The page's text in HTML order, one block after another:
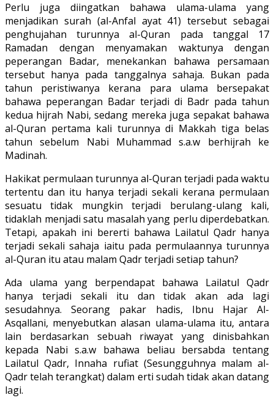
Perlu juga diingatkan bahawa ulama-ulama yang
menjadikan surah (al-Anfal ayat 41) tersebut sebagai
penghujahan turunnya al-Quran pada tanggal 17
Ramadan dengan menyamakan waktunya dengan
peperangan Badar, menekankan bahawa persamaan
tersebut hanya pada tanggalnya sahaja. Bukan pada
tahun peristiwanya kerana para ulama bersepakat
bahawa peperangan Badar terjadi di Badr pada tahun
kedua hijrah Nabi, sedang mereka juga sepakat bahawa
al-Quran pertama kali turunnya di Makkah tiga belas
tahun sebelum Nabi Muhammad s.a.w berhijrah ke
Madinah.
Hakikat permulaan turunnya al-Quran terjadi pada waktu
tertentu dan itu hanya terjadi sekali kerana permulaan
sesuatu tidak mungkin terjadi berulang-ulang kali,
tidaklah menjadi satu masalah yang perlu diperdebatkan.
Tetapi, apakah ini bererti bahawa Lailatul Qadr hanya
terjadi sekali sahaja iaitu pada permulaannya turunnya
al-Quran itu atau malam Qadr terjadi setiap tahun?
Ada ulama yang berpendapat bahawa Lailatul Qadr
hanya terjadi sekali itu dan tidak akan ada lagi
sesudahnya. Seorang pakar hadis, Ibnu Hajar Al-
Asqallani, menyebutkan alasan ulama-ulama itu, antara
lain berdasarkan sebuah riwayat yang dinisbahkan
kepada Nabi s.a.w bahawa beliau bersabda tentang
Lailatul Qadr, Innaha rufiat (Sesungguhnya malam al-
Qadr telah terangkat) dalam erti sudah tidak akan datang
lagi.